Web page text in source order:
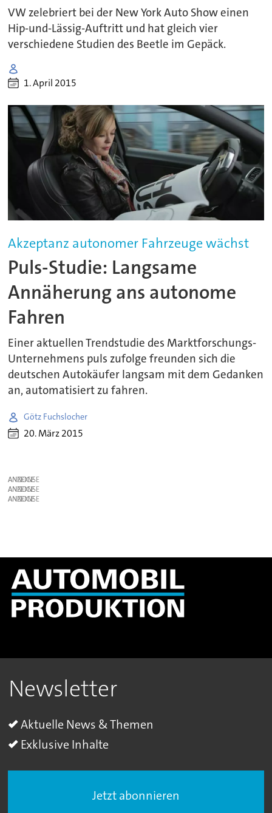
VW zelebriert bei der New York Auto Show einen
Hip-und-Lässig-Auftritt und hat gleich vier
verschiedene Studien des Beetle im Gepäck.
1. April 2015
Akzeptanz autonomer Fahrzeuge wächst
Puls-Studie: Langsame
Annäherung ans autonome
Fahren
Einer aktuellen Trendstudie des Marktforschungs-
Unternehmens puls zufolge freunden sich die
deutschen Autokäufer langsam mit dem Gedanken
an, automatisiert zu fahren.
Götz Fuchslocher
20. März 2015
ANZEIGE
ANZEIGE
ANZEIGE
Newsletter
Aktuelle News & Themen
Exklusive Inhalte
Jetzt abonnieren